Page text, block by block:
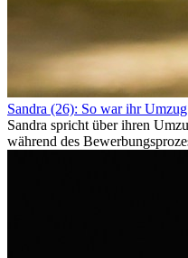
Sandra (26): So war ihr
Sandra spricht über ihren
während des